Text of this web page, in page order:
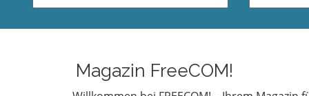
ständig weiter, besonders im
Entwicklungen betrifft die ICO
(Information Commissioner's
Office) im Vereinigten Königreich,
nicht
einer
Magazin FreeCOM!